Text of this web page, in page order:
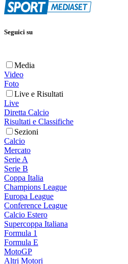
Seguici su
Media
Video
Foto
Live e Risultati
Live
Diretta Calcio
Risultati e Classifiche
Sezioni
Calcio
Mercato
Serie A
Serie B
Coppa Italia
Champions League
Europa League
Conference League
Calcio Estero
Supercoppa Italiana
Formula 1
Formula E
MotoGP
Altri Motori